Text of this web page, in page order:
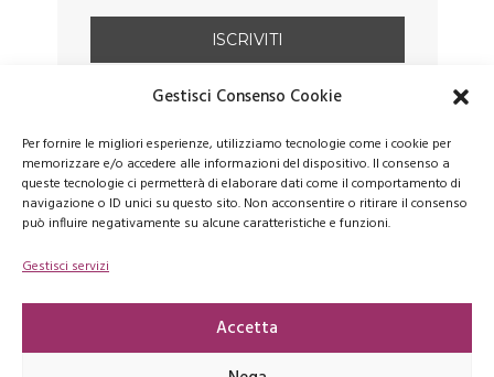
Gestisci Consenso Cookie
Per fornire le migliori esperienze, utilizziamo tecnologie come i cookie per
memorizzare e/o accedere alle informazioni del dispositivo. Il consenso a
queste tecnologie ci permetterà di elaborare dati come il comportamento di
navigazione o ID unici su questo sito. Non acconsentire o ritirare il consenso
può influire negativamente su alcune caratteristiche e funzioni.
Gestisci servizi
Accetta
INSTAGRAM